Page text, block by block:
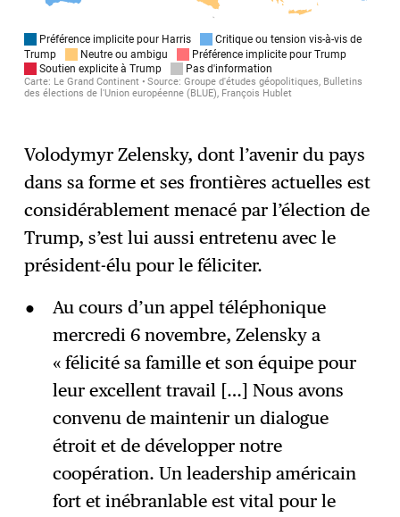
Volodymyr Zelensky, dont l’avenir du pays
dans sa forme et ses frontières actuelles est
considérablement menacé par l’élection de
Trump, s’est lui aussi entretenu avec le
président-élu pour le féliciter.
Au cours d’un appel téléphonique
mercredi 6 novembre, Zelensky a
« félicité sa famille et son équipe pour
leur excellent travail […] Nous avons
convenu de maintenir un dialogue
étroit et de développer notre
coopération. Un leadership américain
fort et inébranlable est vital pour le